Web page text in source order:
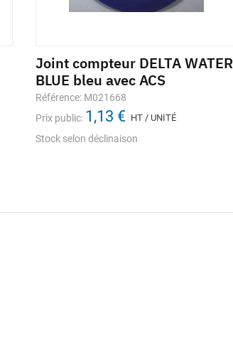
Joint compteur DELTA WATER
BLUE bleu avec ACS
Référence: M021668
Prix public: 1,13 € HT / UNITÉ
Stock selon déclinaison